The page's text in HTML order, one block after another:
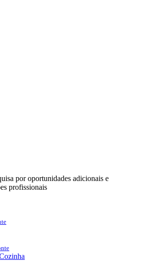
por oportunidades adicionais e
profissionais